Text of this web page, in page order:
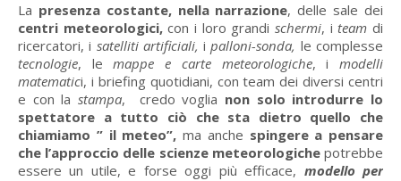
La presenza costante, nella narrazione, delle sale dei
centri meteorologici,con i loro grandischermi, iteam di
ricercatori, i satelliti artificiali, ipalloni-sonda, le complesse
tecnologie, lemappe e carte meteorologiche, imodelli
matematici, i briefing quotidiani, con team dei diversi centri
e con lastampa, credo voglia non solo introdurre lo
spettatore a tutto ciò che sta dietro quello che
chiamiamo ” il meteo”, ma anche spingere a pensare
che l’approccio delle scienze meteorologiche potrebbe
essere un utile, e forse oggi più efficace, modello per